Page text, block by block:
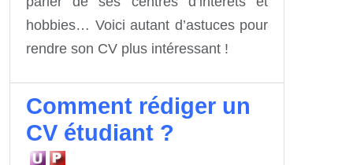
hobbies… Voici autant d’astuces pour
rendre son CV plus intéressant !
Comment rédiger un
CV étudiant ?